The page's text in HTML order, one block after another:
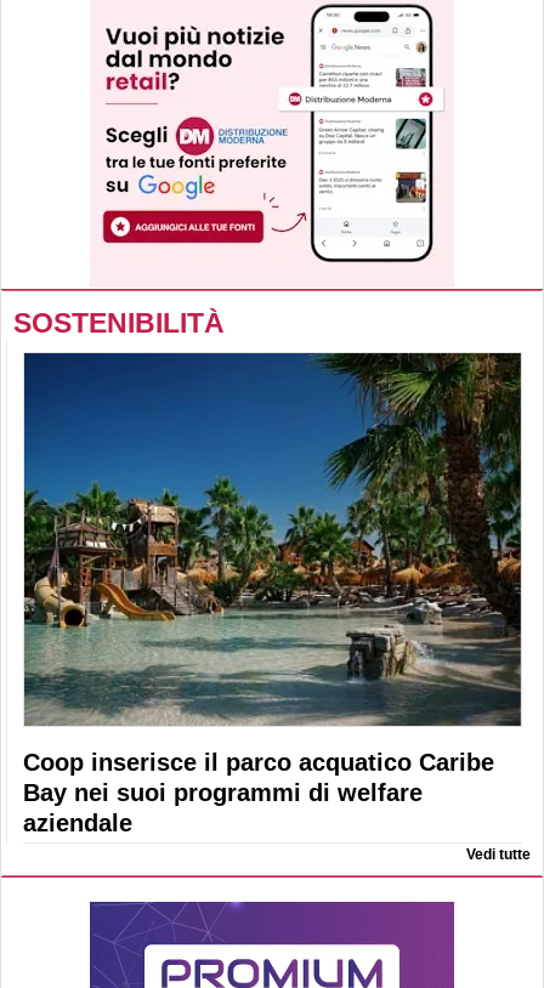
SOSTENIBILITÀ
Coop inserisce il parco acquatico Caribe
Bay nei suoi programmi di welfare
aziendale
Vedi tutte